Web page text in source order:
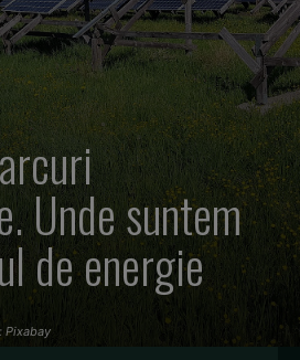
Unde suntem
de energie
Pixabay